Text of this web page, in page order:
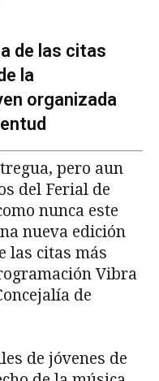
de las citas
la
organizada
pero aun
del Ferial de
nunca este
nueva edición
las citas más
Vibra
de
de jóvenes de